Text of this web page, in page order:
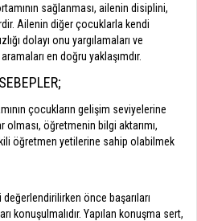
sağlanması, ailenin disiplini,
Ailenin diğer çocuklarla kendi
dolayı onu yargılamaları ve
en doğru yaklaşımdır.
çocukların gelişim seviyelerine
öğretmenin bilgi aktarımı,
öğretmen yetilerine sahip olabilmek
önce başarıları
konuşulmalıdır. Yapılan konuşma sert,